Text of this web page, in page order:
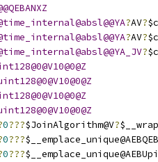
?AV?
?AV?
?
0???$JoinAlgorithm@V?
0???
0???